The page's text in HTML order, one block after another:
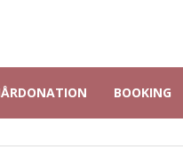
BOOKING